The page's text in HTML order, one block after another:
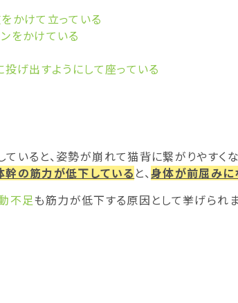
かけて立っている
をかけている
投げ出すようにして座っている
いると、姿勢が崩れて猫背に繋がりやすくな
幹の筋力が低下している と、身体が前屈みに
不足も筋力が低下する原因として挙げられま